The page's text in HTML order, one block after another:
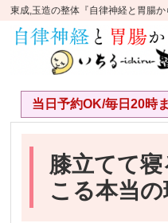
東成,玉造の整体『自律神経と胃腸
当日予約OK/毎日20時
膝立てて
こる本当